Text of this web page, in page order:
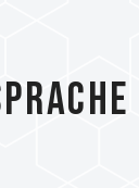
von
Tests und
6% bieten
bei